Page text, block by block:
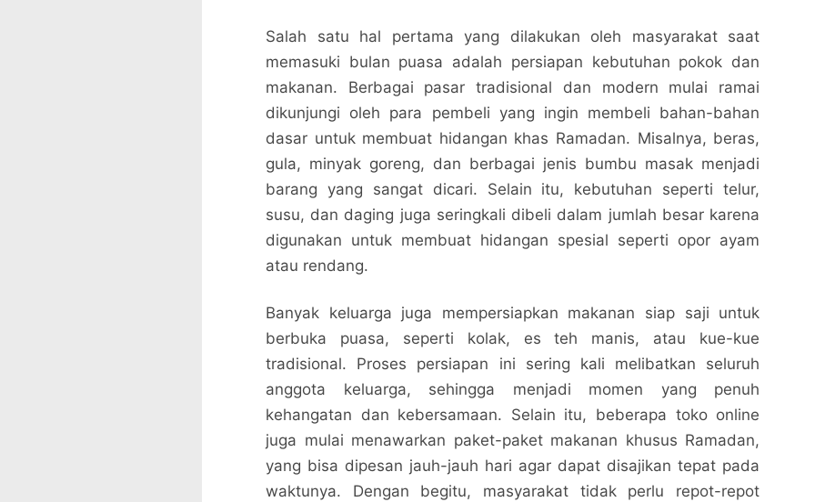
Salah satu hal pertama yang dilakukan oleh masyarakat saat
memasuki bulan puasa adalah persiapan kebutuhan pokok dan
makanan. Berbagai pasar tradisional dan modern mulai ramai
dikunjungi oleh para pembeli yang ingin membeli bahan-bahan
dasar untuk membuat hidangan khas Ramadan. Misalnya, beras,
gula, minyak goreng, dan berbagai jenis bumbu masak menjadi
barang yang sangat dicari. Selain itu, kebutuhan seperti telur,
susu, dan daging juga seringkali dibeli dalam jumlah besar karena
digunakan untuk membuat hidangan spesial seperti opor ayam
atau rendang.
Banyak keluarga juga mempersiapkan makanan siap saji untuk
berbuka puasa, seperti kolak, es teh manis, atau kue-kue
tradisional. Proses persiapan ini sering kali melibatkan seluruh
anggota keluarga, sehingga menjadi momen yang penuh
kehangatan dan kebersamaan. Selain itu, beberapa toko online
juga mulai menawarkan paket-paket makanan khusus Ramadan,
yang bisa dipesan jauh-jauh hari agar dapat disajikan tepat pada
waktunya. Dengan begitu, masyarakat tidak perlu repot-repot